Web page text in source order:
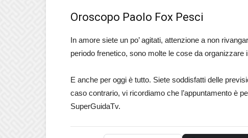
Oroscopo Paolo Fox Pesci
In amore siete un po’ agitati, attenzione a non
periodo frenetico, sono molte le cose da organizzare
E anche per oggi è tutto. Siete soddisfatti delle
caso contrario, vi ricordiamo che l’appuntamento è
SuperGuidaTv.